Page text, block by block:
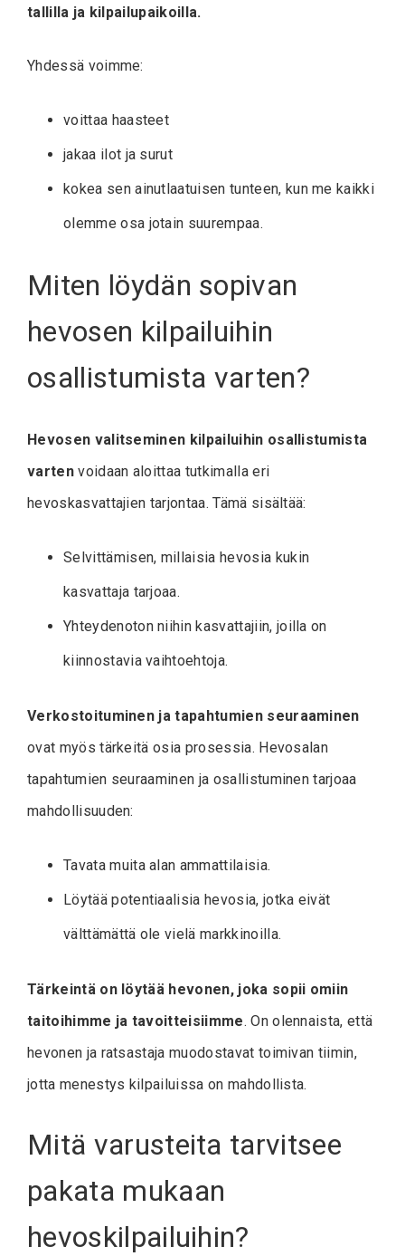
tallilla ja kilpailupaikoilla.
Yhdessä voimme:
voittaa haasteet
jakaa ilot ja surut
kokea sen ainutlaatuisen tunteen, kun me kaikki
olemme osa jotain suurempaa.
Miten löydän sopivan
hevosen kilpailuihin
osallistumista varten?
Hevosen valitseminen kilpailuihin osallistumista
vartenvoidaan aloittaa tutkimalla eri
hevoskasvattajien tarjontaa. Tämä sisältää:
Selvittämisen, millaisia hevosia kukin
kasvattaja tarjoaa.
Yhteydenoton niihin kasvattajiin, joilla on
kiinnostavia vaihtoehtoja.
Verkostoituminen ja tapahtumien seuraaminen
ovat myös tärkeitä osia prosessia. Hevosalan
tapahtumien seuraaminen ja osallistuminen tarjoaa
mahdollisuuden:
Tavata muita alan ammattilaisia.
Löytää potentiaalisia hevosia, jotka eivät
välttämättä ole vielä markkinoilla.
Tärkeintä on löytää hevonen, joka sopii omiin
taitoihimme ja tavoitteisiimme. On olennaista, että
hevonen ja ratsastaja muodostavat toimivan tiimin,
jotta menestys kilpailuissa on mahdollista.
Mitä varusteita tarvitsee
pakata mukaan
hevoskilpailuihin?